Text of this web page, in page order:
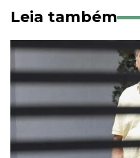
Leia também